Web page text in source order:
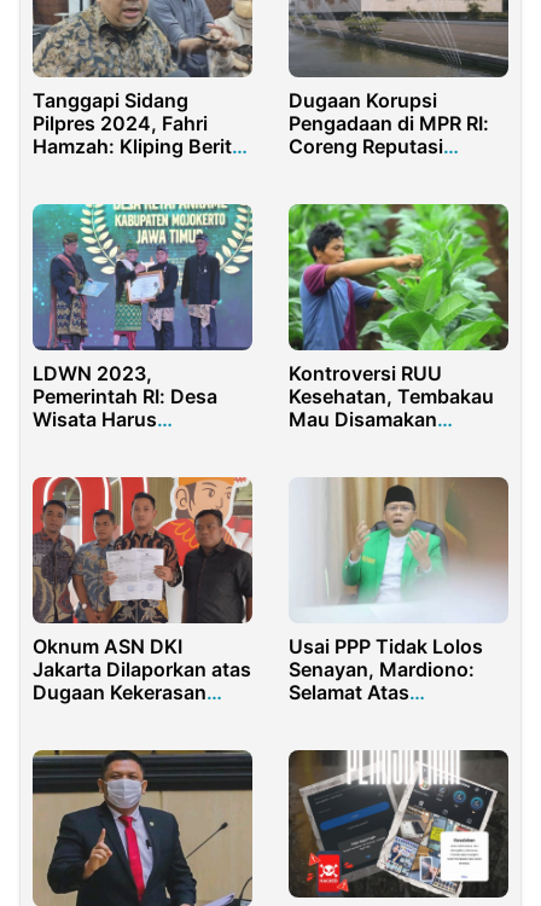
Tanggapi Sidang
Pilpres 2024, Fahri
Hamzah: Kliping Berita
Dugaan Korupsi
Pengadaan di MPR RI:
Coreng Reputasi
LDWN 2023,
Pemerintah RI: Desa
Wisata Harus
Kontroversi RUU
Kesehatan, Tembakau
Mau Disamakan
Oknum ASN DKI
Jakarta Dilaporkan atas
Dugaan Kekerasan
Usai PPP Tidak Lolos
Senayan, Mardiono:
Selamat Atas